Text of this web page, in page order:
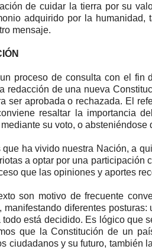
de cuidar la tierra por su
adquirido por la
mensaje.
proceso de consulta con el fin
redacción de una nueva
ser aprobada o rechazada. El
resaltar la importancia
su voto, o absteniéndose
ha vivido nuestra Nación, a
a optar por una participación
que las opiniones y aportes
son motivo de frecuente
diferentes
está decidido. Es lógico que
que la Constitución de un
ciudadanos y su futuro, también